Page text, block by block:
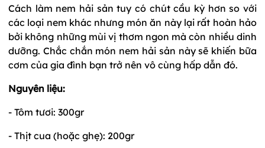
Cách làm nem hải sản tuy có chút cầu kỳ hơn so với
các loại nem khác nhưng món ăn này lại rất hoàn hảo
bởi không những mùi vị thơm ngon mà còn nhiều dinh
dưỡng. Chắc chắn món nem hải sản này sẽ khiến bữa
cơm của gia đình bạn trở nên vô cùng hấp dẫn đó.
Nguyên liệu:
- Tôm tươi: 300gr
- Thịt cua (hoặc ghẹ): 200gr